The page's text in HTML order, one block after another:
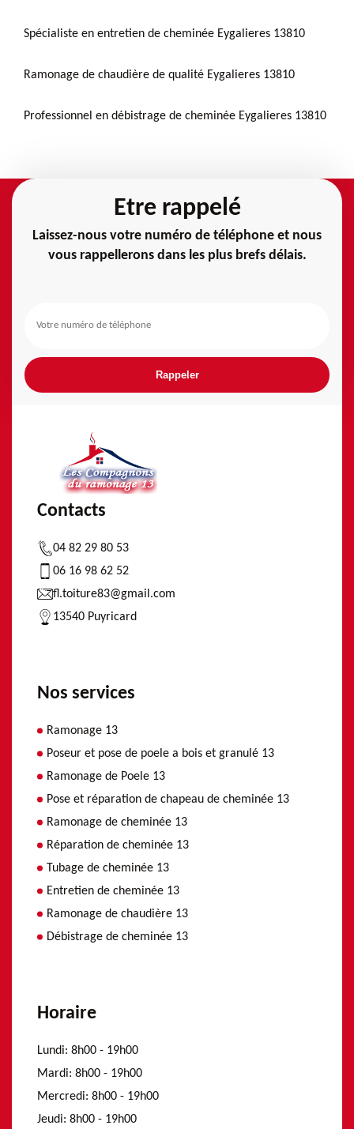
Spécialiste en entretien de cheminée Eygalieres 13810
Ramonage de chaudière de qualité Eygalieres 13810
Professionnel en débistrage de cheminée Eygalieres 13810
Etre rappelé
Laissez-nous votre numéro de téléphone et nous
vous rappellerons dans les plus brefs délais.
Contacts
04 82 29 80 53
06 16 98 62 52
fl.toiture83@gmail.com
13540 Puyricard
Nos services
Ramonage 13
Poseur et pose de poele a bois et granulé 13
Ramonage de Poele 13
Pose et réparation de chapeau de cheminée 13
Ramonage de cheminée 13
Réparation de cheminée 13
Tubage de cheminée 13
Entretien de cheminée 13
Ramonage de chaudière 13
Débistrage de cheminée 13
Horaire
Lundi: 8h00 - 19h00
Mardi: 8h00 - 19h00
Mercredi: 8h00 - 19h00
Jeudi: 8h00 - 19h00